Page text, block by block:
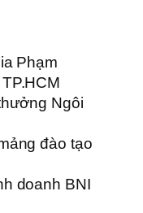
Phạm
Ngôi
đào tạo
doanh BNI